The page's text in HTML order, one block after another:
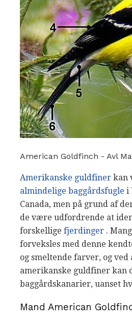
American Goldfinch - Avl
Amerikanske guldfiner kan
almindelige baggårdsfugle i
Canada, men på grund af
de være udfordrende at
forskellige fjerdinger .
forveksles med denne
og smeltende farver, og
amerikanske guldfiner kan
baggårdskanarier, uanset
Mand American